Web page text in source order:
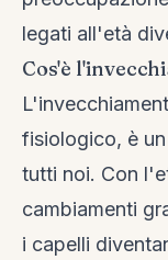
legati all'età
Cos'è
fisiologico, è
tutti noi. Con
cambiamenti
i capelli